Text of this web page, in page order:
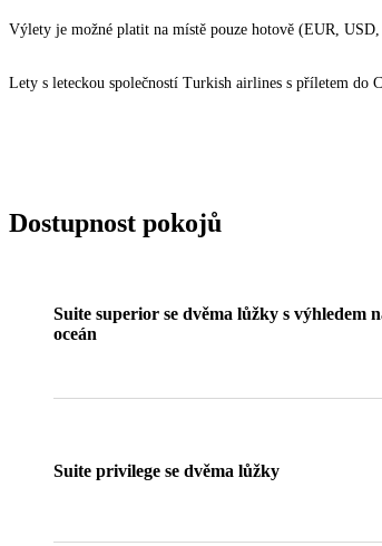
Výlety je možné platit na místě pouze hotově (EUR,
Lety s leteckou společností Turkish airlines s příletem do
Dostupnost pokojů
Suite superior se dvěma lůžky s výhledem
oceán
Suite privilege se dvěma lůžky